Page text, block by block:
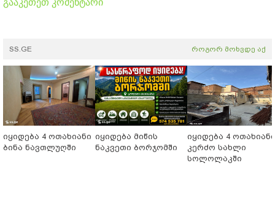
გააკეთეთ კომენტარი
SS.GE როგორ მოხვდე აქ
იყიდება 4 ოთახიანი
ბინა ნავთლუღში
იყიდება მიწის
ნაკვეთი ბორჯომში
იყიდება 4 ოთახიანი
კერძო სახლი
სოლოლაკში